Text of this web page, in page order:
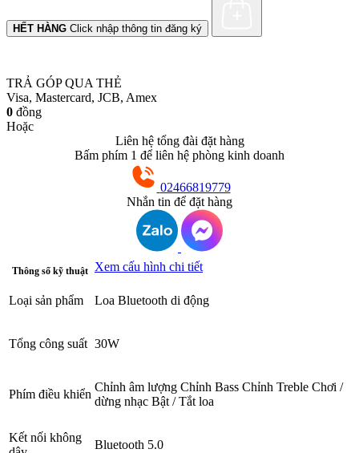
HẾT HÀNG Click nhập thông tin đăng ký
TRẢ GÓP QUA THẺ
Visa, Mastercard, JCB, Amex
0 đồng
Hoặc
Liên hệ tổng đài đặt hàng
Bấm phím 1 để liên hệ phòng kinh doanh
02466819779
Nhắn tin để đặt hàng
Thông số kỹ thuật Xem cấu hình chi tiết
Loại sản phẩm Loa Bluetooth di động
Tổng công suất 30W
Phím điều khiển
Chỉnh âm lượng Chỉnh Bass Chỉnh Treble Chơi /
dừng nhạc Bật / Tắt loa
Kết nối không
Bluetooth 5.0